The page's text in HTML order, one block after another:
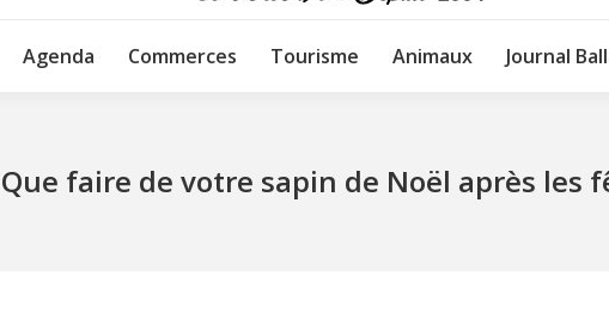
Agenda Commerces Tourisme Animaux Journal
Que faire de votre sapin de Noël après les